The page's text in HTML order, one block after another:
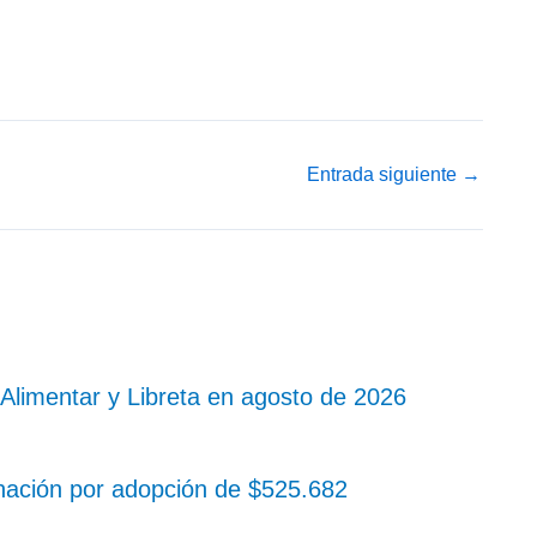
Entrada siguiente →
y Libreta en agosto de 2026
por adopción de $525.682